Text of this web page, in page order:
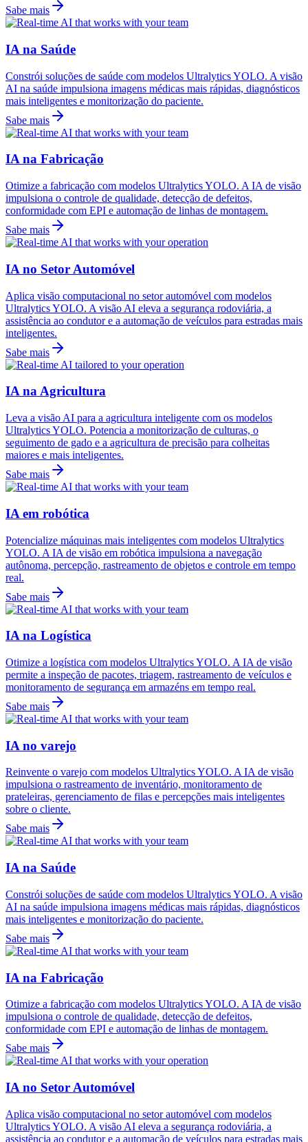
Sabe mais
IA na Saúde
Constrói soluções de saúde com modelos Ultralytics YOLO. A visão
AI na saúde impulsiona imagens médicas mais rápidas, diagnósticos
mais inteligentes e monitorização do paciente.
Sabe mais
IA na Fabricação
Otimize a fabricação com modelos Ultralytics YOLO. A IA de visão
impulsiona o controle de qualidade, detecção de defeitos,
conformidade com EPI e automação de linhas de montagem.
Sabe mais
IA no Setor Automóvel
Aplica visão computacional no setor automóvel com modelos
Ultralytics YOLO. A visão AI eleva a segurança rodoviária, a
assistência ao condutor e a automação de veículos para estradas mais
inteligentes.
Sabe mais
IA na Agricultura
Leva a visão AI para a agricultura inteligente com os modelos
Ultralytics YOLO. Potencia a monitorização de culturas, o
seguimento de gado e a agricultura de precisão para colheitas
maiores e mais inteligentes.
Sabe mais
IA em robótica
Potencialize máquinas mais inteligentes com modelos Ultralytics
YOLO. A IA de visão em robótica impulsiona a navegação
autônoma, percepção, rastreamento de objetos e controle em tempo
real.
Sabe mais
IA na Logística
Otimize a logística com modelos Ultralytics YOLO. A IA de visão
permite a inspeção de pacotes, triagem, rastreamento de veículos e
monitoramento de segurança em armazéns em tempo real.
Sabe mais
IA no varejo
Reinvente o varejo com modelos Ultralytics YOLO. A IA de visão
impulsiona o rastreamento de inventário, monitoramento de
prateleiras, gerenciamento de filas e percepções mais inteligentes
sobre o cliente.
Sabe mais
IA na Saúde
Constrói soluções de saúde com modelos Ultralytics YOLO. A visão
AI na saúde impulsiona imagens médicas mais rápidas, diagnósticos
mais inteligentes e monitorização do paciente.
Sabe mais
IA na Fabricação
Otimize a fabricação com modelos Ultralytics YOLO. A IA de visão
impulsiona o controle de qualidade, detecção de defeitos,
conformidade com EPI e automação de linhas de montagem.
Sabe mais
IA no Setor Automóvel
Aplica visão computacional no setor automóvel com modelos
Ultralytics YOLO. A visão AI eleva a segurança rodoviária, a
assistência ao condutor e a automação de veículos para estradas mais